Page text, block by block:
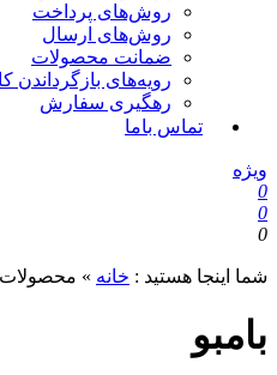
روش‌های پرداخت
روش‌های ارسال
ضمانت محصولات
رویه‌های بازگرداندن
رهگیری سفارش
تماس باما
ویژه
0
0
0
شما اینجا هستید : خانه »
بامبو